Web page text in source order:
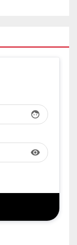
face
visibility